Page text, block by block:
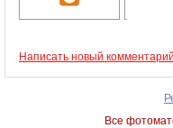
Написать новый комментарий
Все